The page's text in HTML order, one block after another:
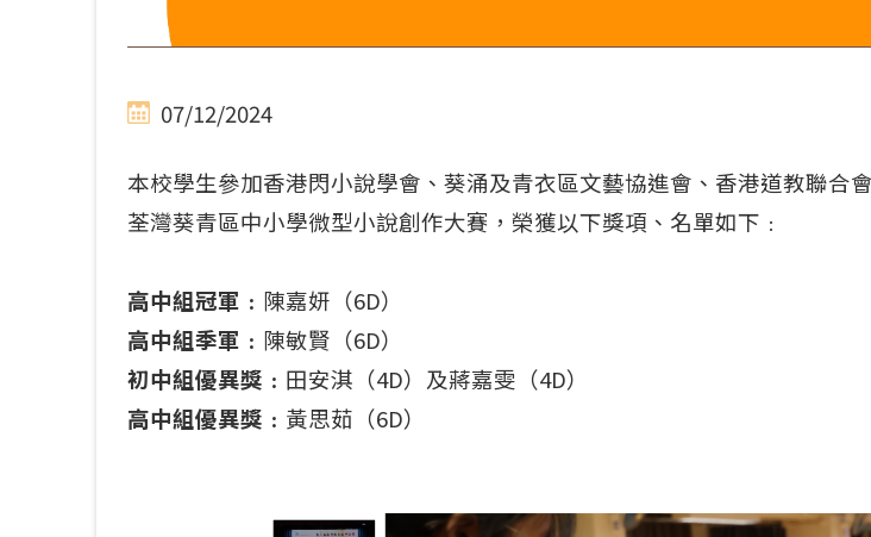
07/12/2024
本校學生參加香港閃小說學會、葵涌及青衣區文藝協進會、香港道教聯合
荃灣葵青區中小學微型小說創作大賽，榮獲以下獎項、名單如下﹕
高中組冠軍﹕ 陳嘉妍（6D）
高中組季軍﹕ 陳敏賢（6D）
初中組優異獎﹕ 田安淇（4D）及蔣嘉雯（4D）
高中組優異獎﹕ 黃思茹（6D）